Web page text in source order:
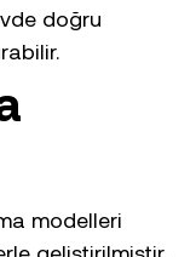
doğru
modelleri
geliştirilmiştir.